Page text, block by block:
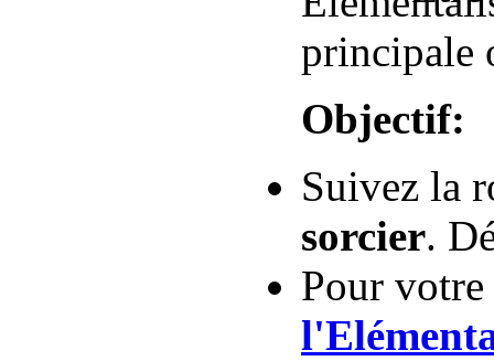
principale
Objectif:
Suivez la
sorcier.
Pour